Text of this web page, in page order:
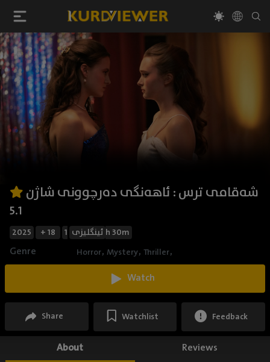
شەقامی ترس : ئاهەنگی دەرچوونی شاژن
5.1
2025 + 18 ئینگلیزی 1h 30m
Genre Horror, Mystery, Thriller,
Watch
Share Watchlist Feedback
About Reviews